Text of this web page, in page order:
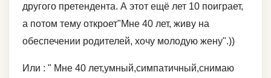
другого претендента. А этот ещё лет 10 поиграет,
а потом тему откроет"Мне 40 лет, живу на
обеспечении родителей, хочу молодую жену".))
Или : " Мне 40 лет,умный,симпатичный,снимаю